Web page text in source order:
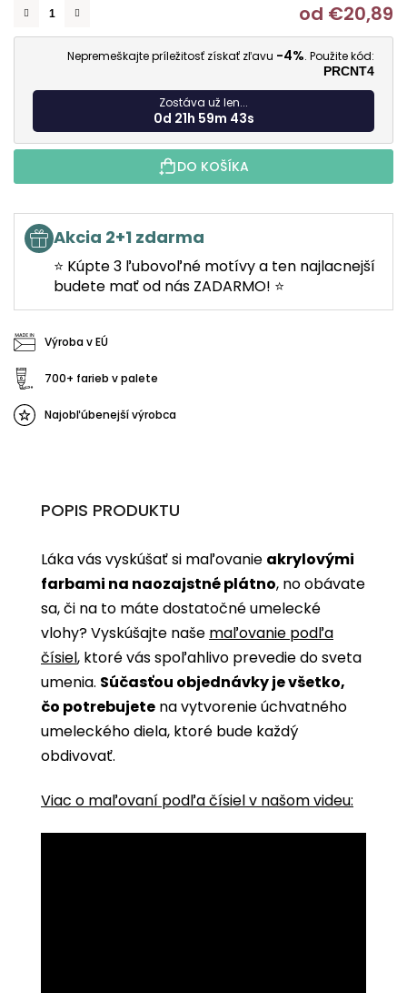
od €20,89
Nepremeškajte príležitosť získať zľavu -4%. Použite kód:
PRCNT4
Zostáva už len...
0d 21h 59m 42s
DO KOŠÍKA
Akcia 2+1 zdarma
⭐ Kúpte 3 ľubovoľné motívy a ten najlacnejší
budete mať od nás ZADARMO! ⭐
Výroba v EÚ
700+ farieb v palete
Najobľúbenejší výrobca
POPIS PRODUKTU
Láka vás vyskúšať si maľovanie akrylovými
farbami na naozajstné plátno, no obávate
sa, či na to máte dostatočné umelecké
vlohy? Vyskúšajte naše maľovanie podľa
čísiel, ktoré vás spoľahlivo prevedie do sveta
umenia. Súčasťou objednávky je všetko,
čo potrebujete na vytvorenie úchvatného
umeleckého diela, ktoré bude každý
obdivovať.
Viac o maľovaní podľa čísiel v našom videu: